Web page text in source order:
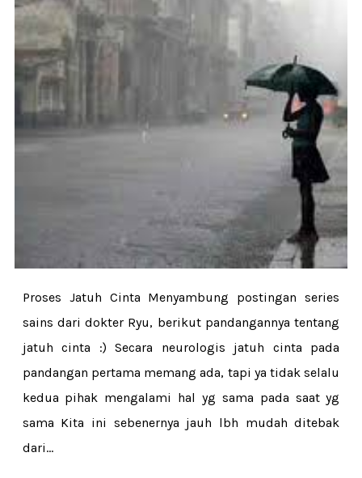
Proses Jatuh Cinta Menyambung postingan series
sains dari dokter Ryu, berikut pandangannya tentang
jatuh cinta :) Secara neurologis jatuh cinta pada
pandangan pertama memang ada, tapi ya tidak selalu
kedua pihak mengalami hal yg sama pada saat yg
sama Kita ini sebenernya jauh lbh mudah ditebak
dari...